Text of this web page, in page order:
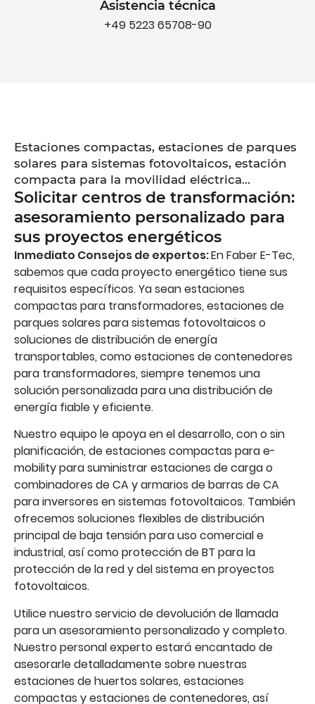
Asistencia técnica
+49 5223 65708-90
Estaciones compactas, estaciones de parques
solares para sistemas fotovoltaicos, estación
compacta para la movilidad eléctrica...
Solicitar centros de transformación:
asesoramiento personalizado para
sus proyectos energéticos
Inmediato Consejos de expertos:En Faber E-Tec,
sabemos que cada proyecto energético tiene sus
requisitos específicos. Ya sean estaciones
compactas para transformadores, estaciones de
parques solares para sistemas fotovoltaicos o
soluciones de distribución de energía
transportables, como estaciones de contenedores
para transformadores, siempre tenemos una
solución personalizada para una distribución de
energía fiable y eficiente.
Nuestro equipo le apoya en el desarrollo, con o sin
planificación, de estaciones compactas para e-
mobility para suministrar estaciones de carga o
combinadores de CA y armarios de barras de CA
para inversores en sistemas fotovoltaicos. También
ofrecemos soluciones flexibles de distribución
principal de baja tensión para uso comercial e
industrial, así como protección de BT para la
protección de la red y del sistema en proyectos
fotovoltaicos.
Utilice nuestro servicio de devolución de llamada
para un asesoramiento personalizado y completo.
Nuestro personal experto estará encantado de
asesorarle detalladamente sobre nuestras
estaciones de huertos solares, estaciones
compactas y estaciones de contenedores, así